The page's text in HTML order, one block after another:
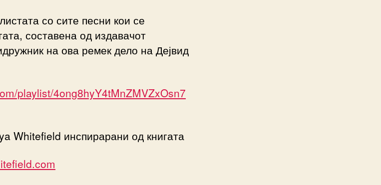
со сите песни кои се
составена од издавачот
на ова ремек дело на Дејвид
playlist/4ong8hyY4tMnZMVZxOsn7
Whitefield инспирарани од книгата